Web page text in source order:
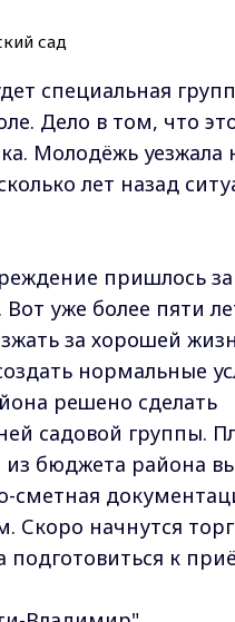
специальная
Дело в том, что
Молодёжь уезжала
лет назад
пришлось
уже более пяти
за хорошей
нормальные
решено сделать
садовой группы.
бюджета района
сметная
Скоро начнутся
подготовиться к